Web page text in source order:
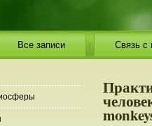
Все записи Связь с